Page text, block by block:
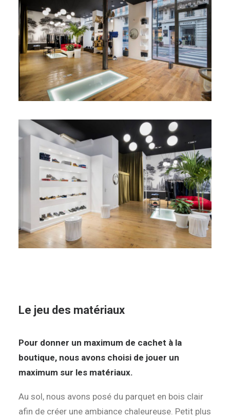
Le jeu des matériaux
Pour donner un maximum de cachet à la
boutique, nous avons choisi de jouer un
maximum sur les matériaux.
Au sol, nous avons posé du parquet en bois clair
afin de créer une ambiance chaleureuse. Petit plus